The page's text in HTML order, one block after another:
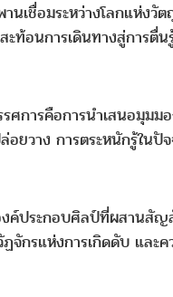
นเชื่อมระหว่างโลกแห่ง
ะท้อนการเดินทางสู่การตื่
การคือการนำเสนอมุมม
อยวาง การตระหนักรู้ใน
ค์ประกอบศิลป์ที่ผสานสัญ
จักรแห่งการเกิดดับ และ